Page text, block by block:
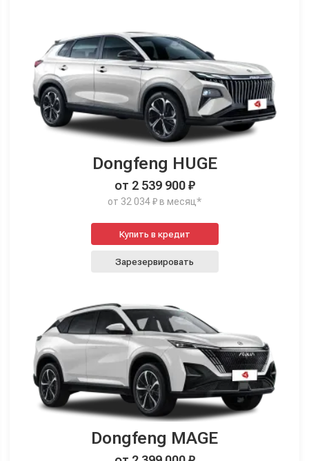
Dongfeng HUGE
от 2 539 900 ₽
от 32 034 ₽ в месяц*
Купить в кредит
Зарезервировать
Dongfeng MAGE